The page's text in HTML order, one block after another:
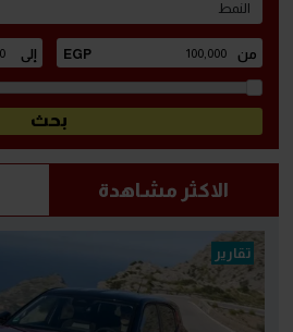
النمط
الاكثر مشاهدة
تقارير